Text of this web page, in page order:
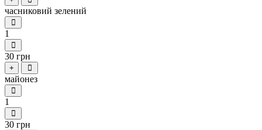
часниковий зелений
1
30 грн
+
майонез
1
30 грн